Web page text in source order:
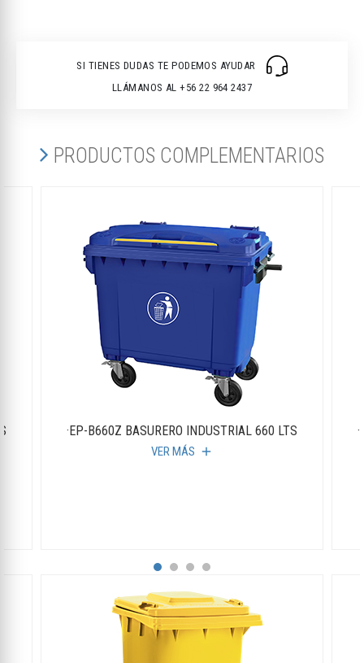
SI TIENES DUDAS TE PODEMOS AYUDAR
LLÁMANOS AL +56 22 964 2437
PRODUCTOS COMPLEMENTARIOS
·EP-B660Z BASURERO INDUSTRIAL 660 LTS
VER MÁS add